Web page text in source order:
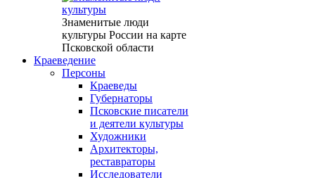
Знаменитые люди
культуры России на карте
Псковской области
Краеведение
Персоны
Краеведы
Губернаторы
Псковские писатели
и деятели культуры
Художники
Архитекторы,
реставраторы
Исследователи